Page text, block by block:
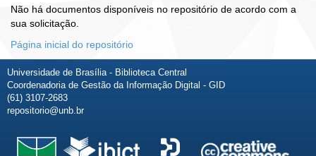
Não há documentos disponíveis no repositório de acordo com a
sua solicitação.
Página inicial do repositório
Universidade de Brasília - Biblioteca Central
Coordenadoria de Gestão da Informação Digital - GID
(61) 3107-2683
repositorio@unb.br